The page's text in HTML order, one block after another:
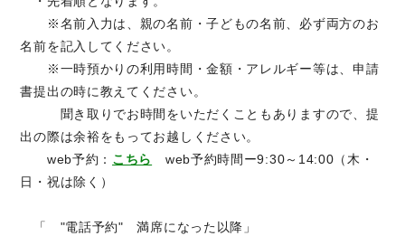
※名前入力は、親の名前・子どもの名前、必ず両方のお
名前を記入してください。
※一時預かりの利用時間・金額・アレルギー等は、申請
書提出の時に教えてください。
聞き取りでお時間をいただくこともありますので、提
出の際は余裕をもってお越しください。
web予約： こちら
web予約時間ー9:30～14:00（木・
日・祝は除く）
「 "電話予約" 満席になった以降」